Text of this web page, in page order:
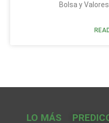
Bolsa y Valores
LO MÁS